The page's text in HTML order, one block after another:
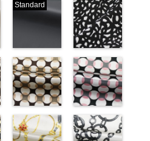
wp-
2013/04/221.jpg
(19/OT)
http://www.anys.co.jp/wp-
content/uploads/2013/02/19.jpg
19 ブラック
ステル100％
CHARALIST、
Standard
ワイト模様
(KKP3601-
24-C)
http://
24-c.jpg
KKP3601-24-
柄ベージュ
(KKP1092-
柄ピンク
(KKP1092-